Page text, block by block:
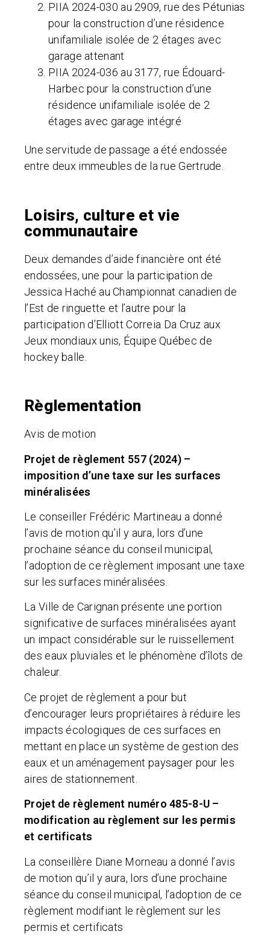
PIIA 2024-030 au 2909, rue des Pétunias
pour la construction d’une résidence
unifamiliale isolée de 2 étages avec
garage attenant
PIIA 2024-036 au 3177, rue Édouard-
Harbec pour la construction d’une
résidence unifamiliale isolée de 2
étages avec garage intégré
Une servitude de passage a été endossée
entre deux immeubles de la rue Gertrude.
Loisirs, culture et vie
communautaire
Deux demandes d’aide financière ont été
endossées, une pour la participation de
Jessica Haché au Championnat canadien de
l’Est de ringuette et l’autre pour la
participation d’Elliott Correia Da Cruz aux
Jeux mondiaux unis, Équipe Québec de
hockey balle.
Règlementation
Avis de motion
Projet de règlement 557 (2024) –
imposition d’une taxe sur les surfaces
minéralisées
Le conseiller Frédéric Martineau a donné
l’avis de motion qu’il y aura, lors d’une
prochaine séance du conseil municipal,
l’adoption de ce règlement imposant une taxe
sur les surfaces minéralisées.
La Ville de Carignan présente une portion
significative de surfaces minéralisées ayant
un impact considérable sur le ruissellement
des eaux pluviales et le phénomène d’îlots de
chaleur.
Ce projet de règlement a pour but
d’encourager leurs propriétaires à réduire les
impacts écologiques de ces surfaces en
mettant en place un système de gestion des
eaux et un aménagement paysager pour les
aires de stationnement.
Projet de règlement numéro 485-8-U –
modification au règlement sur les permis
et certificats
La conseillère Diane Morneau a donné l’avis
de motion qu’il y aura, lors d’une prochaine
séance du conseil municipal, l’adoption de ce
règlement modifiant le règlement sur les
permis et certificats